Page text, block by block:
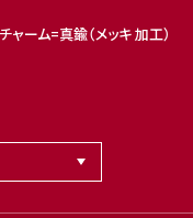
ャーム=真鍮（メッキ 加工）